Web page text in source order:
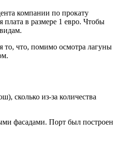
компании по прокату
плата в размере 1 евро. Чтобы
то, что, помимо осмотра лагуны
сколько из-за количества
фасадами. Порт был построен